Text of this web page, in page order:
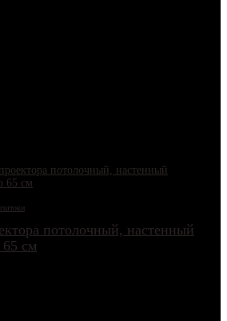
потолочный, настенный
65 см